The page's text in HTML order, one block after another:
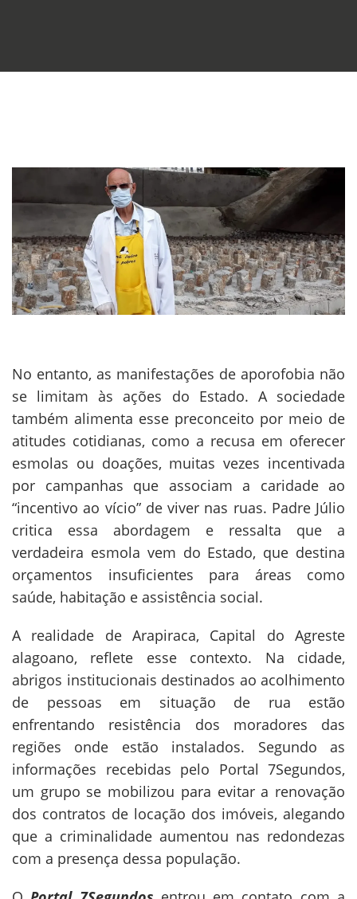
No entanto, as manifestações de aporofobia não
se limitam às ações do Estado. A sociedade
também alimenta esse preconceito por meio de
atitudes cotidianas, como a recusa em oferecer
esmolas ou doações, muitas vezes incentivada
por campanhas que associam a caridade ao
“incentivo ao vício” de viver nas ruas. Padre Júlio
critica essa abordagem e ressalta que a
verdadeira esmola vem do Estado, que destina
orçamentos insuficientes para áreas como
saúde, habitação e assistência social.
A realidade de Arapiraca, Capital do Agreste
alagoano, reflete esse contexto. Na cidade,
abrigos institucionais destinados ao acolhimento
de pessoas em situação de rua estão
enfrentando resistência dos moradores das
regiões onde estão instalados. Segundo as
informações recebidas pelo Portal 7Segundos,
um grupo se mobilizou para evitar a renovação
dos contratos de locação dos imóveis, alegando
que a criminalidade aumentou nas redondezas
com a presença dessa população.